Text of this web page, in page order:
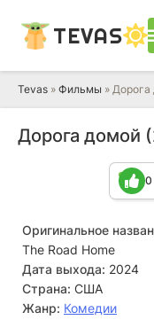
TEVAS
Tevas » Фильмы »
Дорога домой
0
Оригинальное
The Road Home
Дата выхода: 2024
Страна: США
Жанр: Комедии